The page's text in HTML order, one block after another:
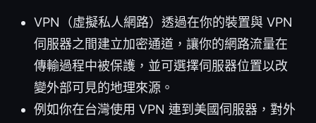
VPN（虛擬私人網路）透過在你的裝置與 VPN
伺服器之間建立加密通道，讓你的網路流量在
傳輸過程中被保護，並可選擇伺服器位置以改
變外部可見的地理來源。
例如你在台灣使用 VPN 連到美國伺服器，對外